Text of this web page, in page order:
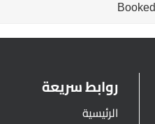
Booked
روابط سريعة
الرئيسية